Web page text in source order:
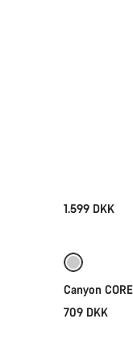
1.599 DKK
Canyon
709 DKK